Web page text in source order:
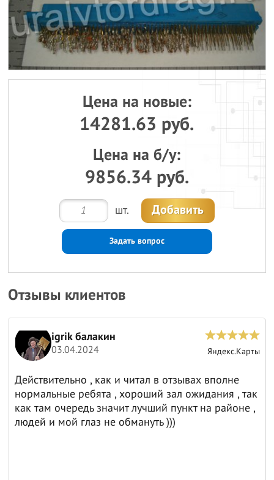
Цена на новые:
14281.63 руб.
Цена на б/у:
9856.34 руб.
шт. Добавить
Задать вопрос
Отзывы клиентов
igrik балакин
03.04.2024 Яндекс.Карты
Действительно , как и читал в отзывах вполне
нормальные ребята , хороший зал ожидания , так
как там очередь значит лучший пункт на районе ,
людей и мой глаз не обмануть )))